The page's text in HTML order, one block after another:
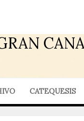
CATEQUESIS